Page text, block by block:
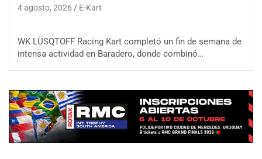
4 agosto, 2026 E-Kart
WK LÜSQTOFF Racing Kart completó un fin de semana de
intensa actividad en Baradero, donde combinó…